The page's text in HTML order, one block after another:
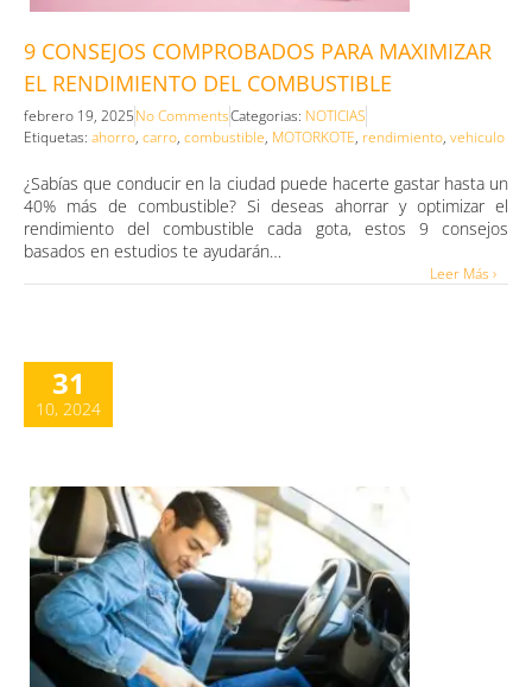
9 CONSEJOS COMPROBADOS PARA MAXIMIZAR
EL RENDIMIENTO DEL COMBUSTIBLE
febrero 19, 2025No CommentsCategorias: NOTICIAS
Etiquetas: ahorro, carro, combustible, MOTORKOTE, rendimiento, vehiculo
¿Sabías que conducir en la ciudad puede hacerte gastar hasta un
40% más de combustible? Si deseas ahorrar y optimizar el
rendimiento del combustible cada gota, estos 9 consejos
basados en estudios te ayudarán…
Leer Más ›
31
10, 2024